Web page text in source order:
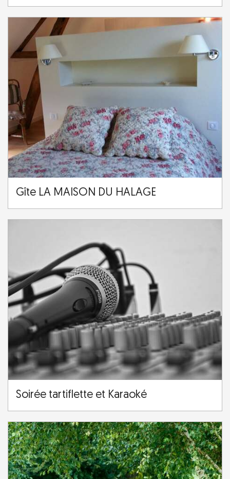
Gîte LA MAISON DU HALAGE
Soirée tartiflette et Karaoké